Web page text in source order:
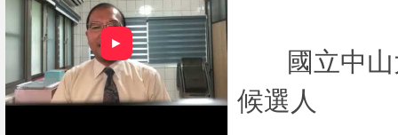
►
國立中山
候選人